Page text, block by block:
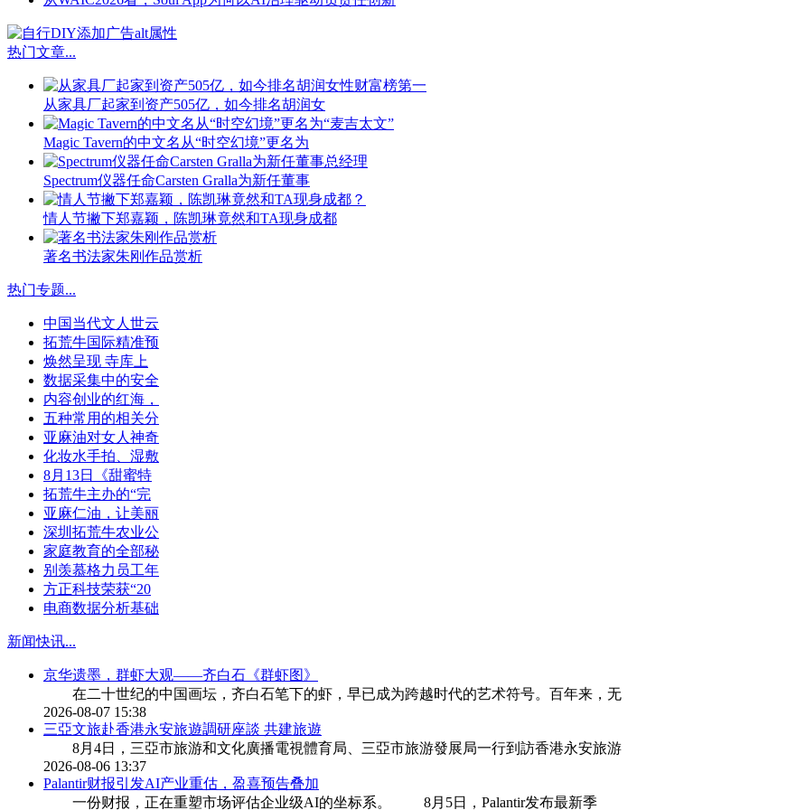
热门文章...
从家具厂起家到资产505亿，如今排名胡润女
Magic Tavern的中文名从“时空幻境”更名为
Spectrum仪器任命Carsten Gralla为新任董事
情人节撇下郑嘉颖，陈凯琳竟然和TA现身成都
著名书法家朱刚作品赏析
热门专题...
中国当代文人世云
拓荒牛国际精准预
焕然呈现 寺库上
数据采集中的安全
内容创业的红海，
五种常用的相关分
亚麻油对女人神奇
化妆水手拍、湿敷
8月13日《甜蜜特
拓荒牛主办的“完
亚麻仁油，让美丽
深圳拓荒牛农业公
家庭教育的全部秘
别羡慕格力员工年
方正科技荣获“20
电商数据分析基础
新闻快讯...
京华遗墨，群虾大观——齐白石《群虾图》
在二十世纪的中国画坛，齐白石笔下的虾，早已成为跨越时代的艺术符号。百年来，无
2026-08-07 15:38
三亞文旅赴香港永安旅遊調研座談 共建旅遊
8月4日，三亞市旅游和文化廣播電視體育局、三亞市旅游發展局一行到訪香港永安旅游
2026-08-06 13:37
Palantir财报引发AI产业重估，盈喜预告叠加
一份财报，正在重塑市场评估企业级AI的坐标系。 8月5日，Palantir发布最新季